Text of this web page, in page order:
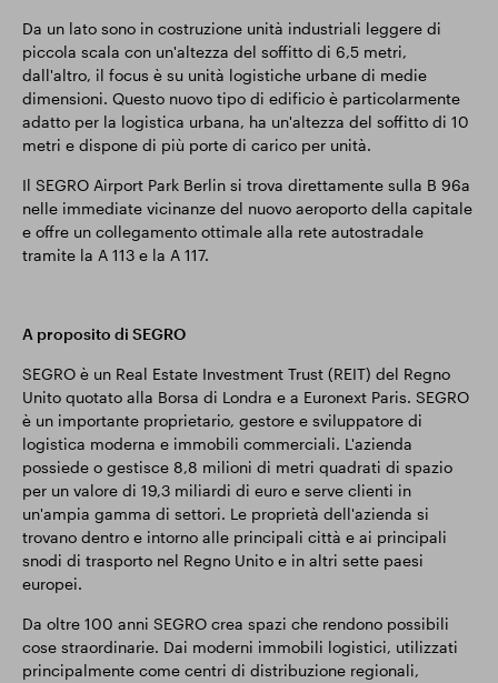
Da un lato sono in costruzione unità industriali leggere di
piccola scala con un'altezza del soffitto di 6,5 metri,
dall'altro, il focus è su unità logistiche urbane di medie
dimensioni. Questo nuovo tipo di edificio è particolarmente
adatto per la logistica urbana, ha un'altezza del soffitto di 10
metri e dispone di più porte di carico per unità.
Il SEGRO Airport Park Berlin si trova direttamente sulla B 96a
nelle immediate vicinanze del nuovo aeroporto della capitale
e offre un collegamento ottimale alla rete autostradale
tramite la A 113 e la A 117.
A proposito di SEGRO
SEGRO è un Real Estate Investment Trust (REIT) del Regno
Unito quotato alla Borsa di Londra e a Euronext Paris. SEGRO
è un importante proprietario, gestore e sviluppatore di
logistica moderna e immobili commerciali. L'azienda
possiede o gestisce 8,8 milioni di metri quadrati di spazio
per un valore di 19,3 miliardi di euro e serve clienti in
un'ampia gamma di settori. Le proprietà dell'azienda si
trovano dentro e intorno alle principali città e ai principali
snodi di trasporto nel Regno Unito e in altri sette paesi
europei.
Da oltre 100 anni SEGRO crea spazi che rendono possibili
cose straordinarie. Dai moderni immobili logistici, utilizzati
principalmente come centri di distribuzione regionali,